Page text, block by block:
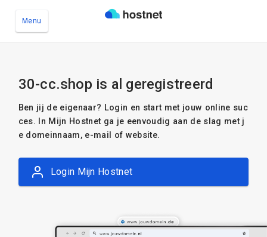
Menu
30-cc.shop is al geregistreerd
Ben jij de eigenaar? Login en start met jouw online suc
ces. In Mijn Hostnet ga je eenvoudig aan de slag met j
e domeinnaam, e-mail of website.
Login Mijn Hostnet